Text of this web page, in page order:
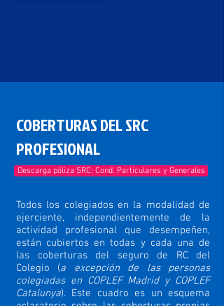
COBERTURAS DEL SRC
PROFESIONAL
Descarga póliza SRC: Cond. Particulares y Generales
Todos los colegiados en la modalidad de
ejerciente, independientemente de la
actividad profesional que desempeñen,
están cubiertos en todas y cada una de
las coberturas del seguro de RC del
Colegio (a excepción de las personas
colegiadas en COPLEF Madrid y COPLEF
Catalunya). Este cuadro es un esquema